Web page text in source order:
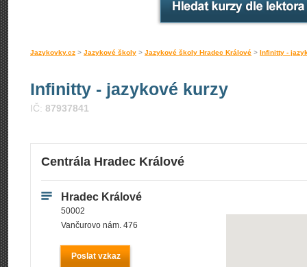
Jazykovky.cz > Jazykové školy > Jazykové školy Hradec Králové > Infinitty -
Infinitty - jazykové kurzy
IČ: 87937841
Centrála Hradec Králové
Hradec Králové
50002
Vančurovo nám. 476
Poslat vzkaz